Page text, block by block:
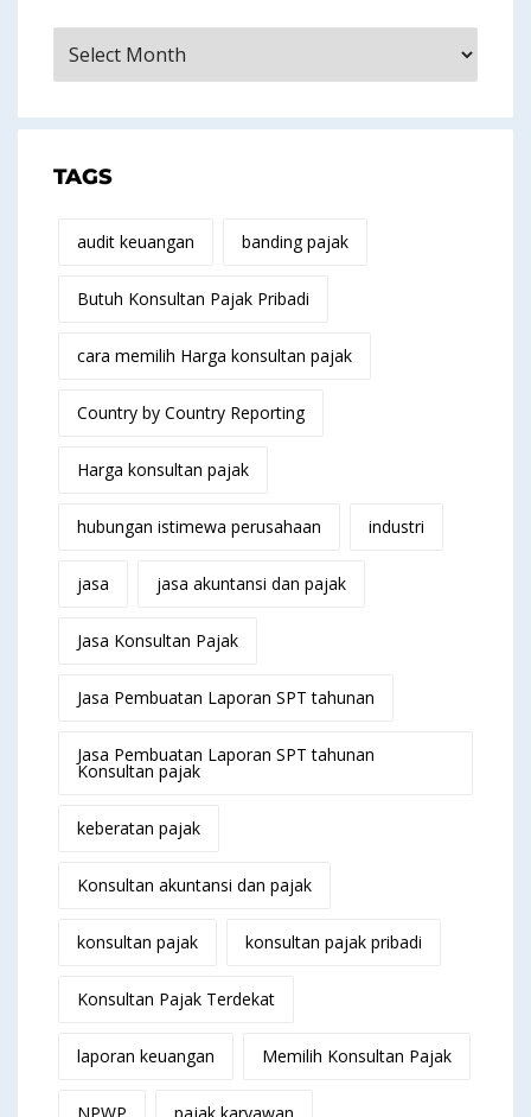
TAGS
audit keuangan banding pajak
Butuh Konsultan Pajak Pribadi
cara memilih Harga konsultan pajak
Country by Country Reporting
Harga konsultan pajak
hubungan istimewa perusahaan industri
jasa jasa akuntansi dan pajak
Jasa Konsultan Pajak
Jasa Pembuatan Laporan SPT tahunan
Jasa Pembuatan Laporan SPT tahunan
Konsultan pajak
keberatan pajak
Konsultan akuntansi dan pajak
konsultan pajak konsultan pajak pribadi
Konsultan Pajak Terdekat
laporan keuangan Memilih Konsultan Pajak